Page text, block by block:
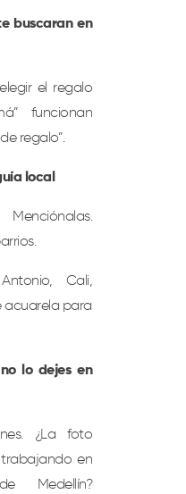
buscaran en
el regalo
funcionan
regalo”.
local
Menciónalas.
Cali,
acuarela para
lo dejes en
¿La foto
en
Medellín?